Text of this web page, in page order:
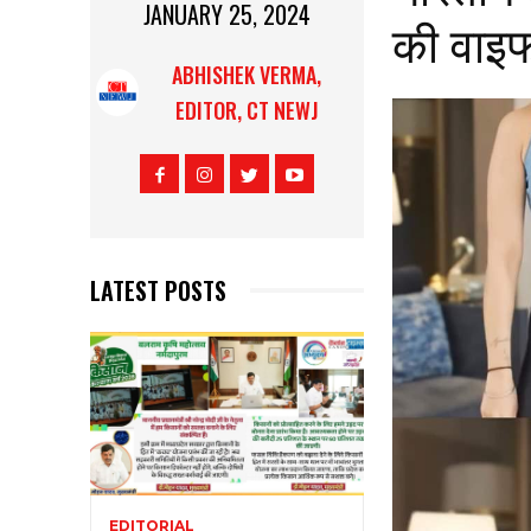
JANUARY 25, 2024
ABHISHEK VERMA,
EDITOR, CT NEWJ
LATEST POSTS
EDITORIAL
की